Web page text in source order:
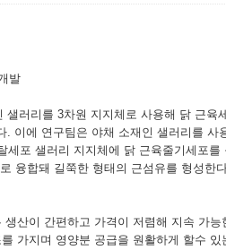
발
러리를 3차원 지지체로 사용해 닭 근
이에 연구팀은 야채 소재인 샐러리를 사
포 샐러리 지지체에 닭 근육줄기세포
융합돼 길쭉한 형태의 근섬유를 형성
산이 간편하고 가격이 저렴해 지속 가
가지며 영양분 공급을 원활하게 할수